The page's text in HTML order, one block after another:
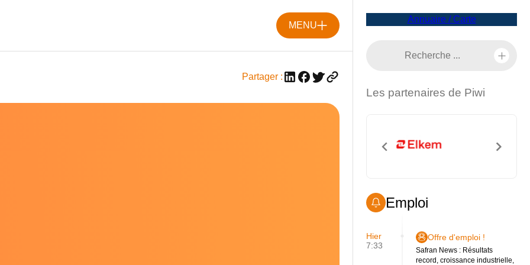
MENU
Partager :
Annuaire / Carte
Les partenaires de Piwi
Emploi
Hier
7:33
Offre d'emploi !
Safran News : Résultats
record, croissance industrielle,